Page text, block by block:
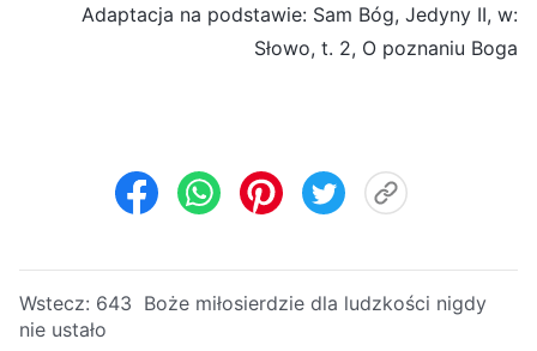
Adaptacja na podstawie: Sam Bóg, Jedyny II, w:
Słowo, t. 2, O poznaniu Boga
Wstecz: 643 Boże miłosierdzie dla ludzkości nigdy
nie ustało